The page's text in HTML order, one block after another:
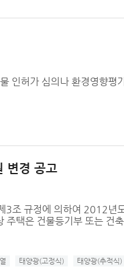
인허가 심의나 환경영향평
변경 공고
3조 규정에 의하여 2012년
택은 건물등기부 또는 건
태양광(고정식) 태양광(추적식)